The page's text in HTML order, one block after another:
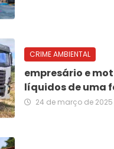
CRIME AMBIENTAL
empresário e
líquidos de uma
24 de março de 2025